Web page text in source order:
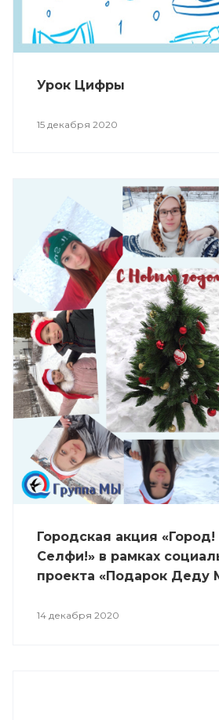
Урок Цифры
15 декабря 2020
Городская акция
Селфи!» в рамках
проекта «Подарок Деду
14 декабря 2020